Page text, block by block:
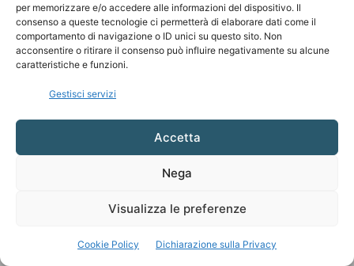
per memorizzare e/o accedere alle informazioni del dispositivo. Il
consenso a queste tecnologie ci permetterà di elaborare dati come il
comportamento di navigazione o ID unici su questo sito. Non
acconsentire o ritirare il consenso può influire negativamente su alcune
caratteristiche e funzioni.
Gestisci servizi
Accetta
Nega
Visualizza le preferenze
Cookie Policy Dichiarazione sulla Privacy